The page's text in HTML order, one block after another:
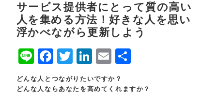
サービス提供者にとって質の高い
人を集める方法！好きな人を思い
浮かべながら更新しよう
LineFacebook
Twitter
LinkedIn
Email
どんな人とつながりたいですか？
どんな人ならあなたを高めてくれますか？